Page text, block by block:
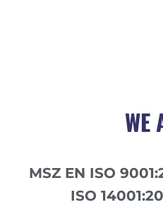
WE
MSZ EN ISO
ISO